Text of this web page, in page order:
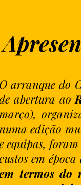
O arranque do
abertura ao
edição
equipas,
em
termos do